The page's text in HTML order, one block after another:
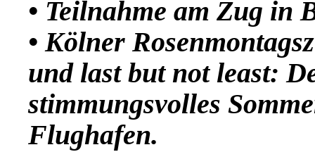
• Teilnahme am Zug in
• Kölner
und last but not least:
stimmungsvolles
Flughafen.